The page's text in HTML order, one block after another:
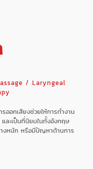
/ Laryngeal
ออกเสียงช่วยให้การทำงาน
ละเป็นที่นิยมในทั้งอังกฤษ
างหนัก หรือมีปัญหาด้านการ